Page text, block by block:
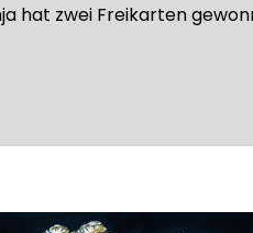
hat zwei Freikarten